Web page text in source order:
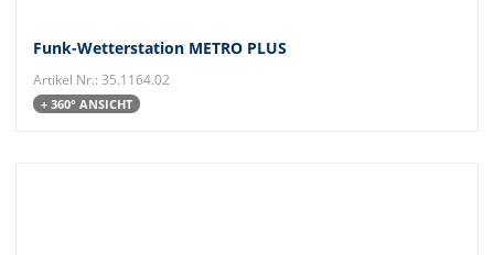
Funk-Wetterstation METRO PLUS
Artikel Nr.: 35.1164.02
+ 360° ANSICHT